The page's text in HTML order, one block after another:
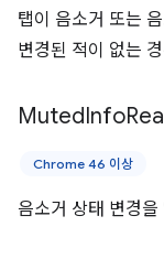
탭이 음소거 또는
변경된 적이 없는
MutedInfo
Chrome 46 이상
음소거 상태 변경